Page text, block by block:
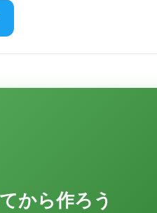
から作ろう